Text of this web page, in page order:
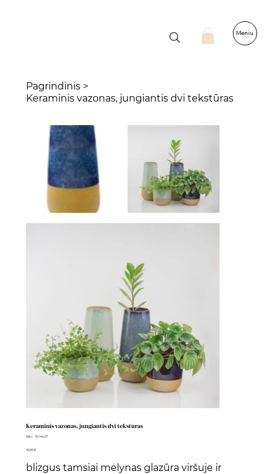
Meniu
Pagrindinis >
Keraminis vazonas, jungiantis dvi tekstūras
Keraminis vazonas, jungiantis dvi tekstūras
SKU:
SKU
31.144.27
Kaina
16,00 €
blizgus tamsiai mėlynas glazūra viršuje ir